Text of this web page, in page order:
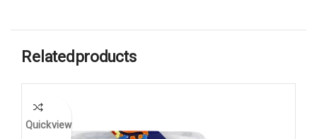
Related products
Quick view